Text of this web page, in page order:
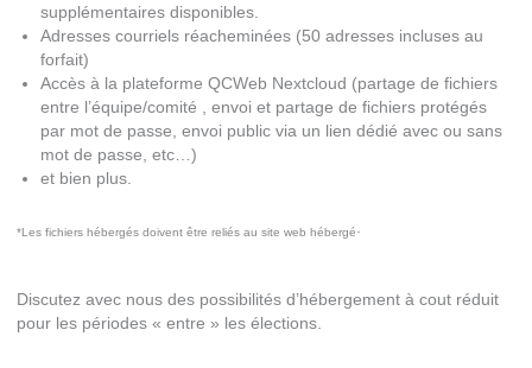
supplémentaires disponibles.
Adresses courriels réacheminées (50 adresses incluses au
forfait)
Accès à la plateforme QCWeb Nextcloud (partage de fichiers
entre l’équipe/comité , envoi et partage de fichiers protégés
par mot de passe, envoi public via un lien dédié avec ou sans
mot de passe, etc…)
et bien plus.
*Les fichiers hébergés doivent être reliés au site web hébergé
Discutez avec nous des possibilités d’hébergement à cout réduit
pour les périodes « entre » les élections.